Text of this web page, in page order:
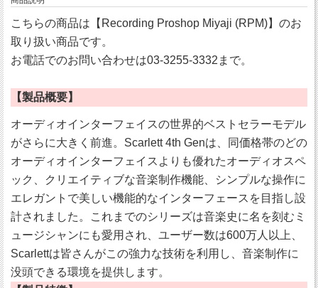
こちらの商品は【Recording Proshop Miyaji (RPM)】のお
取り扱い商品です。
お電話でのお問い合わせは03-3255-3332まで。
【製品概要】
オーディオインターフェイスの世界的ベストセラーモデル
がさらに大きく前進。Scarlett 4th Genは、同価格帯のどの
オーディオインターフェイスよりも優れたオーディオスペ
ック、クリエイティブな音楽制作機能、シンプルな操作に
エレガントで美しい機能的なインターフェースを目指し設
計されました。これまでのシリーズは音楽史に名を刻むミ
ュージシャンにも愛用され、ユーザー数は600万人以上、
Scarlettは皆さんがこの強力な技術を利用し、音楽制作に
没頭できる環境を提供します。